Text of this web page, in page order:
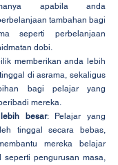
apabila anda
tambahan bagi
seperti perbelanjaan
dobi.
memberikan anda lebih
di asrama, sekaligus
bagi pelajar yang
mereka.
besar: Pelajar yang
tinggal secara bebas,
mereka belajar
seperti pengurusan masa,